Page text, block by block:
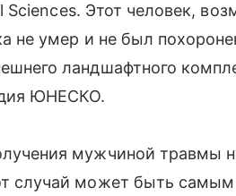
Sciences. Этот человек,
не умер и не был
ландшафтного
ЮНЕСКО.
мужчиной травмы
случай может быть